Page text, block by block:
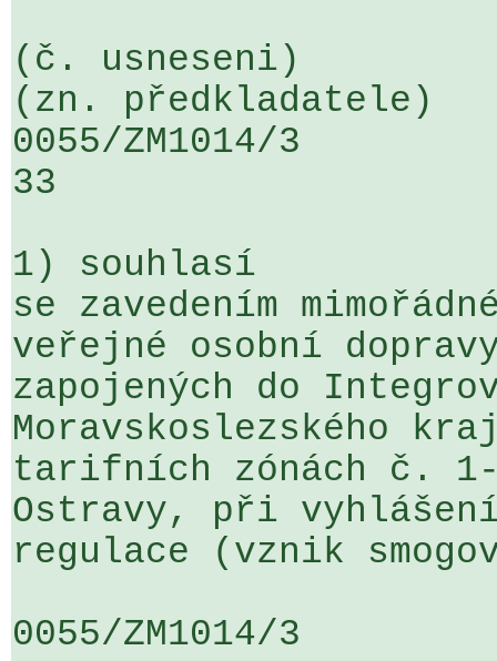
(č. usneseni)
(zn. předkladatele)
0055/ZM1014/3
33
1) souhlasí
se zavedením
veřejné osobní
zapojených do
Moravskoslezského
tarifních zónách č.
Ostravy, při
regulace (vznik
0055/ZM1014/3